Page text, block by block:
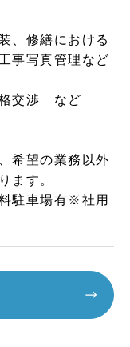
、修繕における
事写真管理など
格交渉 など
希望の業務以外
ます。
駐車場有※社用